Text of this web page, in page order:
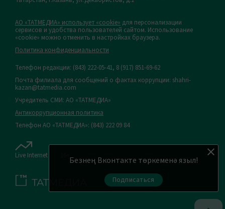
Безнең Вконтакте төркеменә языл!
Подписаться
АО «ТАТМЕДИА» использует «cookie» для персонализации
сервисов и удобства пользователей сайтом. Использование
«cookie» можно отменить в настройках браузера.
Политика конфиденциальности
Телефон редакции: (843) 222-05-41, 8 (917) 851-69-62
Почта филиала для сообщений о фактах коррупции: shahri-
kazan@tatmedia.com
Учредитель СМИ: АО «ТАТМЕДИА»
Антикоррупционная политика
Телефон АО «ТАТМЕДИА»: (843) 222 09 84
Live Internet